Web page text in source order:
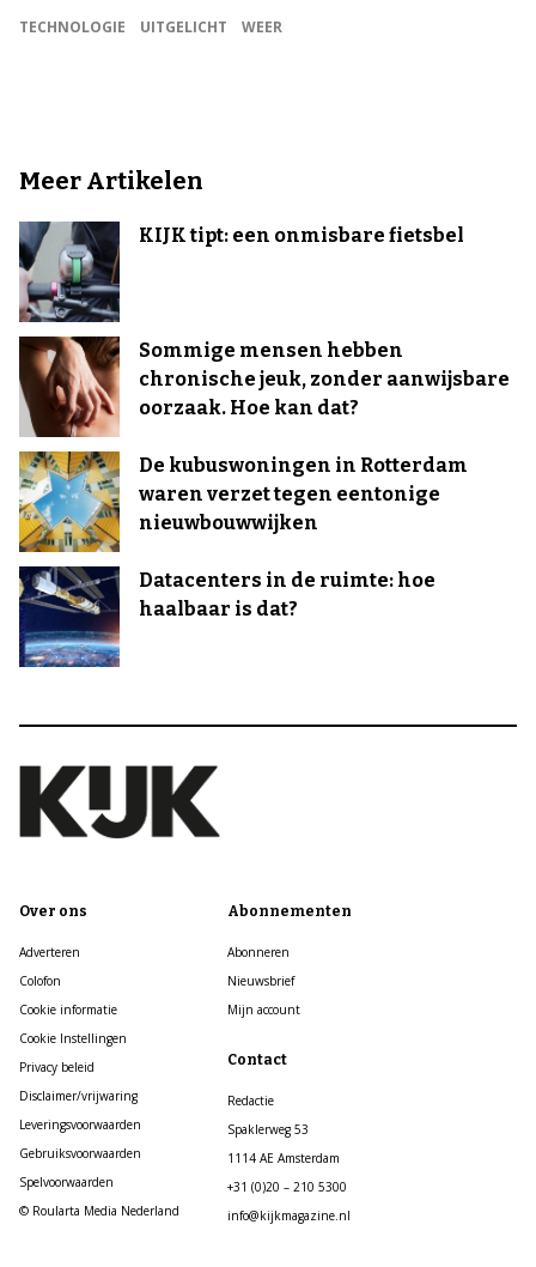
TECHNOLOGIE
UITGELICHT WEER
Meer Artikelen
KIJK tipt: een onmisbare fietsbel
Sommige mensen hebben
chronische jeuk, zonder aanwijsbare
oorzaak. Hoe kan dat?
De kubuswoningen in Rotterdam
waren verzet tegen eentonige
nieuwbouwwijken
Datacenters in de ruimte: hoe
haalbaar is dat?
Over ons
Adverteren
Colofon
Cookie informatie
Cookie Instellingen
Privacy beleid
Disclaimer/vrijwaring
Leveringsvoorwaarden
Gebruiksvoorwaarden
Spelvoorwaarden
© Roularta Media Nederland
Abonnementen
Abonneren
Nieuwsbrief
Mijn account
Contact
Redactie
Spaklerweg 53
1114 AE Amsterdam
+31 (0)20 – 210 5300
info@kijkmagazine.nl